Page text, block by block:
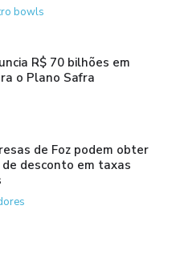
bowls
R$ 70 bilhões em
o Plano Safra
de Foz podem obter
desconto em taxas